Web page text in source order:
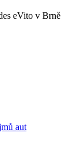
eVito v Brně